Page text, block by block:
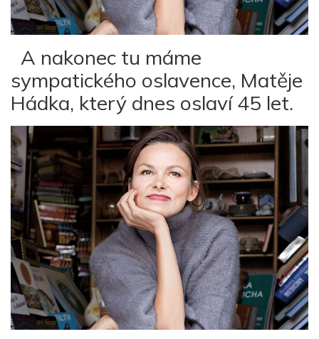
A nakonec tu máme
sympatického oslavence, Matěje
Hádka, který dnes oslaví 45 let.